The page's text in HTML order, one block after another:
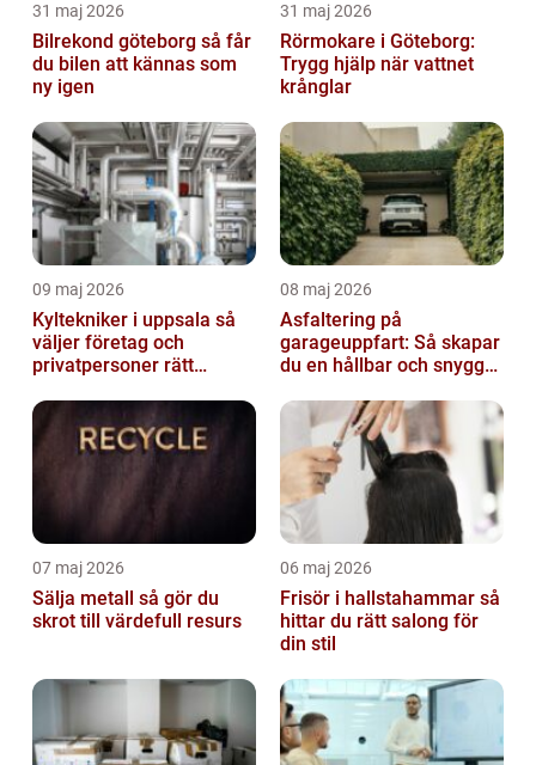
31 maj 2026
Bilrekond göteborg så får
du bilen att kännas som
ny igen
31 maj 2026
Rörmokare i Göteborg:
Trygg hjälp när vattnet
krånglar
09 maj 2026
Kyltekniker i uppsala så
väljer företag och
privatpersoner rätt
08 maj 2026
Asfaltering på
garageuppfart: Så skapar
du en hållbar och snygg
07 maj 2026
Sälja metall så gör du
skrot till värdefull resurs
06 maj 2026
Frisör i hallstahammar så
hittar du rätt salong för
din stil